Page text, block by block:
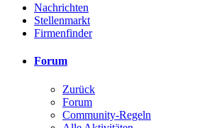
Nachrichten
Stellenmarkt
Firmenfinder
Forum
Zurück
Forum
Community-Regeln